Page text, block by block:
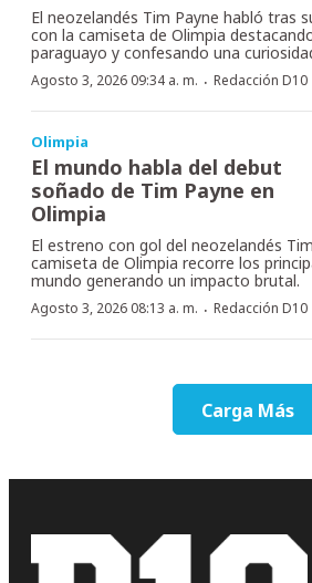
El neozelandés Tim Payne habló tras
con la camiseta de Olimpia
paraguayo y confesando una
Agosto 3, 2026 09:34 a. m. · Redacción D10
Olimpia
El mundo habla del debut
soñado de Tim Payne en
Olimpia
El estreno con gol del neozelandés
camiseta de Olimpia recorre los
mundo generando un impacto brutal.
Agosto 3, 2026 08:13 a. m. · Redacción D10
Carga Más